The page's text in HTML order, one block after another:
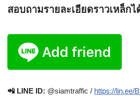
สอบถามรายละเอียดราวเหล็กไ
📲 LINE ID: @siamtraffic / https://lin.ee/